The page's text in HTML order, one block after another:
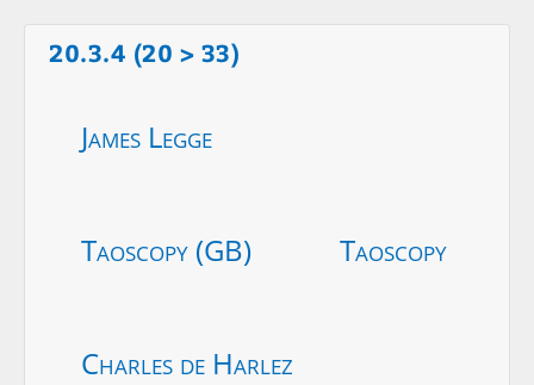
20.3.4 (20 > 33)
James Legge
Taoscopy (GB) Taoscopy
Charles de Harlez